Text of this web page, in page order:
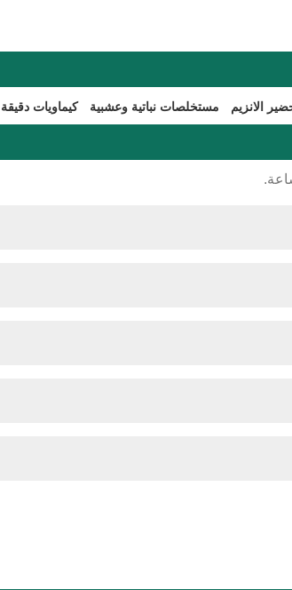
كيماويات دقيقة مستخلصات نباتية وعشبية الانزيم